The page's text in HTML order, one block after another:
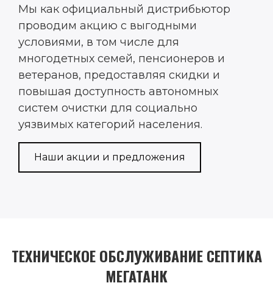
Мы как официальный дистрибьютор
проводим акцию с выгодными
условиями, в том числе для
многодетных семей, пенсионеров и
ветеранов, предоставляя скидки и
повышая доступность автономных
систем очистки для социально
уязвимых категорий населения.
Наши акции и предложения
ТЕХНИЧЕСКОЕ ОБСЛУЖИВАНИЕ СЕПТИКА
МЕГАТАНК